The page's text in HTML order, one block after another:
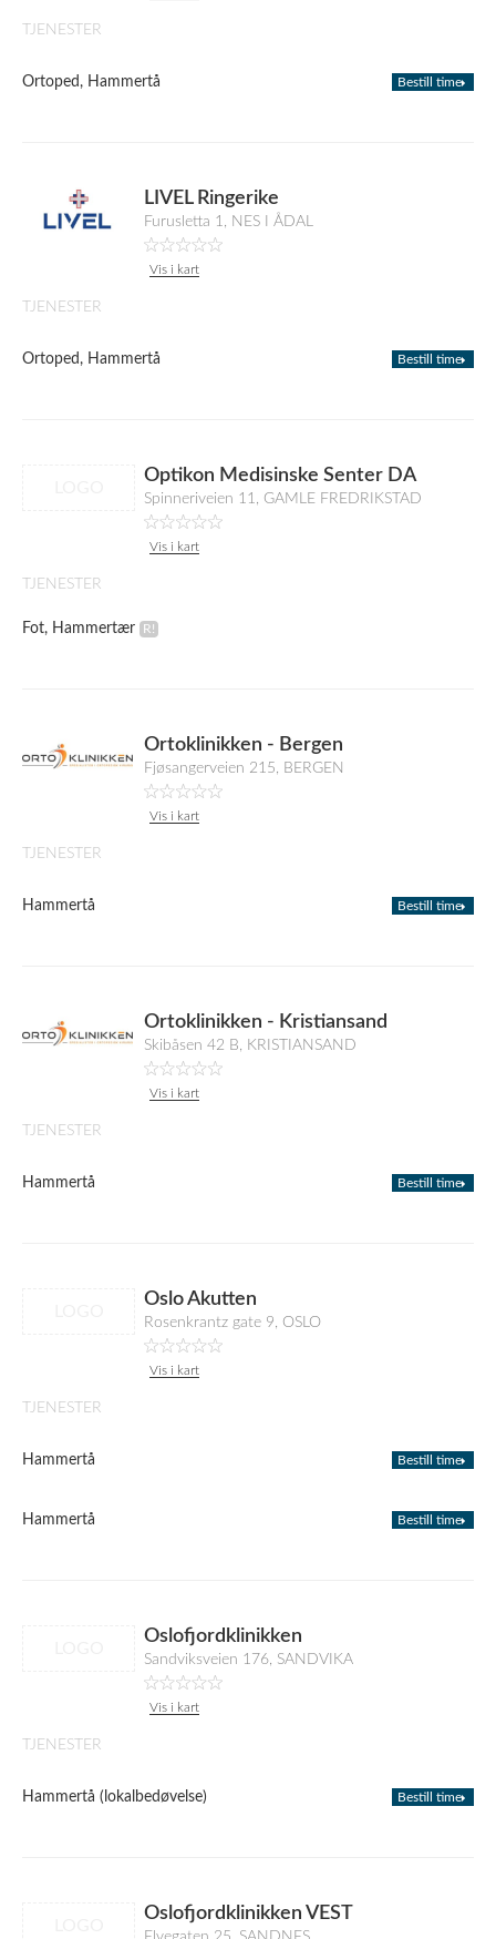
TJENESTER
Ortoped, Hammertå Bestill time
LIVEL Ringerike
Furusletta 1, NES I ÅDAL
Vis i kart
TJENESTER
Ortoped, Hammertå Bestill time
Optikon Medisinske Senter DA
Spinneriveien 11, GAMLE FREDRIKSTAD
Vis i kart
TJENESTER
Fot, Hammertær
Ortoklinikken - Bergen
Fjøsangerveien 215, BERGEN
Vis i kart
TJENESTER
Hammertå Bestill time
Ortoklinikken - Kristiansand
Skibåsen 42 B, KRISTIANSAND
Vis i kart
TJENESTER
Hammertå Bestill time
Oslo Akutten
Rosenkrantz gate 9, OSLO
Vis i kart
TJENESTER
Hammertå Bestill time
Hammertå Bestill time
Oslofjordklinikken
Sandviksveien 176, SANDVIKA
Vis i kart
TJENESTER
Hammertå (lokalbedøvelse) Bestill time
Oslofjordklinikken VEST